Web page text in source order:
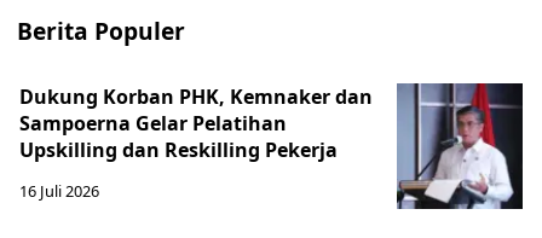
Berita Populer
Dukung Korban PHK, Kemnaker dan
Sampoerna Gelar Pelatihan
Upskilling dan Reskilling Pekerja
16 Juli 2026